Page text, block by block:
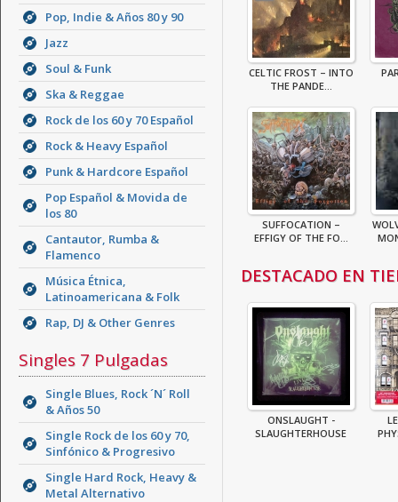
Pop, Indie & Años 80 y 90
Jazz
Soul & Funk
Ska & Reggae
Rock de los 60 y 70 Español
Rock & Heavy Español
Punk & Hardcore Español
Pop Español & Movida de
los 80
Cantautor, Rumba &
Flamenco
Música Étnica,
Latinoamericana & Folk
Rap, DJ & Other Genres
Singles 7 Pulgadas
Single Blues, Rock ´N´ Roll
& Años 50
Single Rock de los 60 y 70,
Sinfónico & Progresivo
Single Hard Rock, Heavy &
Metal Alternativo
CELTIC FROST – INTO
THE PANDE...
SUFFOCATION –
EFFIGY OF THE FO...
DESTACADO EN
ONSLAUGHT -
SLAUGHTERHOUSE